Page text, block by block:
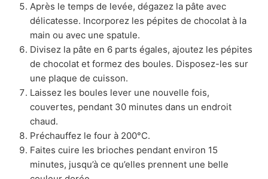
Après le temps de levée, dégazez la pâte avec
délicatesse. Incorporez les pépites de chocolat à la
main ou avec une spatule.
Divisez la pâte en 6 parts égales, ajoutez les pépites
de chocolat et formez des boules. Disposez-les sur
une plaque de cuisson.
Laissez les boules lever une nouvelle fois,
couvertes, pendant 30 minutes dans un endroit
chaud.
Préchauffez le four à 200°C.
Faites cuire les brioches pendant environ 15
minutes, jusqu’à ce qu’elles prennent une belle